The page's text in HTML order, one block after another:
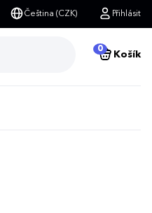
Čeština (CZK) Přihlásit
0
Košík